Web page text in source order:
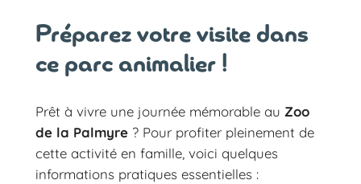
Préparez votre visite dans
ce parc animalier !
Prêt à vivre une journée mémorable au Zoo
de la Palmyre ? Pour profiter pleinement de
cette activité en famille, voici quelques
informations pratiques essentielles :